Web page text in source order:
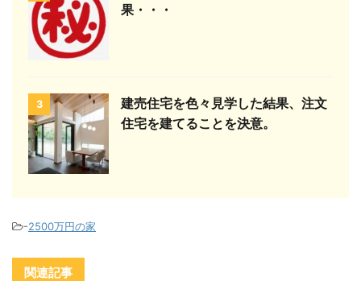
果・・・
3
建売住宅を色々見学した結果、注文
住宅を建てることを決意。
-2500万円の家
関連記事